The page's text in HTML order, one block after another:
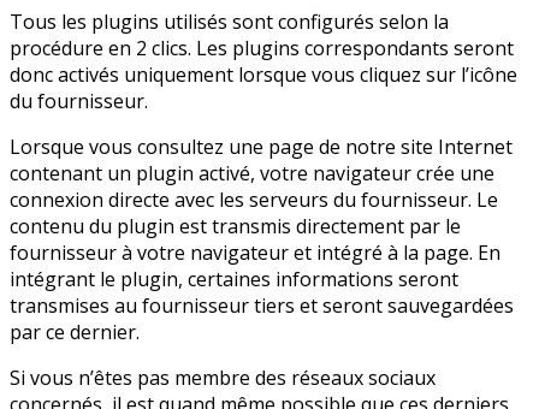
Tous les plugins utilisés sont configurés selon la
procédure en 2 clics. Les plugins correspondants seront
donc activés uniquement lorsque vous cliquez sur l’icône
du fournisseur.
Lorsque vous consultez une page de notre site Internet
contenant un plugin activé, votre navigateur crée une
connexion directe avec les serveurs du fournisseur. Le
contenu du plugin est transmis directement par le
fournisseur à votre navigateur et intégré à la page. En
intégrant le plugin, certaines informations seront
transmises au fournisseur tiers et seront sauvegardées
par ce dernier.
Si vous n’êtes pas membre des réseaux sociaux